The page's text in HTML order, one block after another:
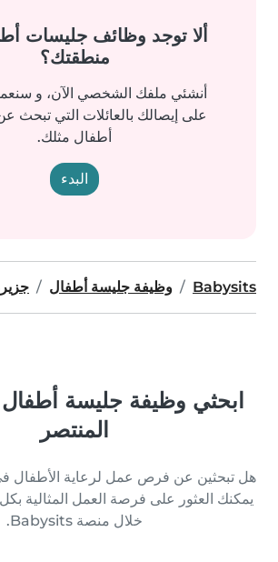
ألا توجد وظائف جليسات
منطقتك؟
أنشئي ملفك الشخصي الآن، و
على إيصالك بالعائلات التي تبحث
أطفال مثلك.
البدء
Babysits وظيفة جليسة أطفال
ابحثي وظيفة جليسة
المنتصر
هل تبحثين عن فرص عمل لرعاية الأطفال
يمكنك العثور على فرصة العمل المثالية
خلال منصة Babysits.